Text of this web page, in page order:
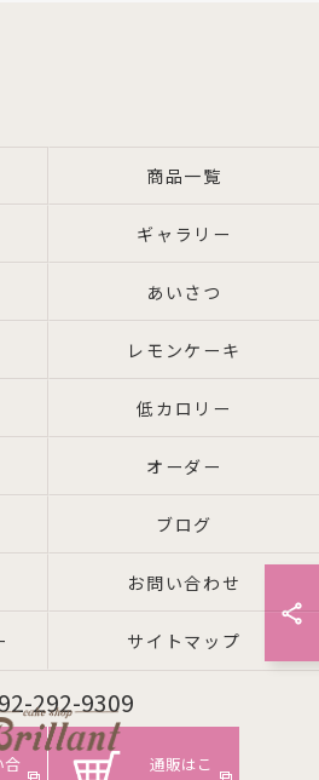
292-9309
合
通販はこ
商品一覧
ギャラリー
あいさつ
レモンケーキ
低カロリー
オーダー
ブログ
お問い合わせ
サイトマップ